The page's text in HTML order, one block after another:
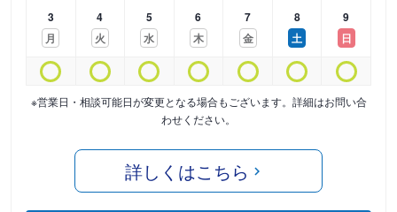
3
月
4
火
5
水
6
木
7
金
8
土
9
日
※営業日・相談可能日が変更となる場合もございます。詳細はお問い合
わせください。
詳しくはこちら